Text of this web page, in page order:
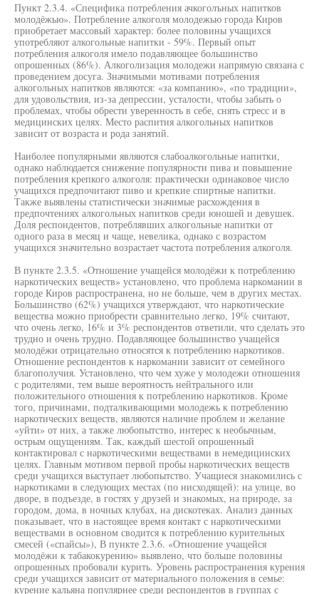
Пункт 2.3.4. «Специфика потребления ачкоголъных напитков
молодёжью». Потребление алкоголя молодежью города Киров
приобретает массовый характер: более половины учащихся
употребляют алкогольные напитки - 59%. Первый опыт
потребления алкоголя имело подавляющее большинство
опрошенных (86%). Алкоголизация молодежи напрямую связана с
проведением досуга. Значимыми мотивами потребления
алкогольных напитков являются: «за компанию», «по традиции»,
для удовольствия, из-за депрессии, усталости, чтобы забыть о
проблемах, чтобы обрести уверенность в себе, снять стресс и в
медицинских целях. Место распития алкогольных напитков
зависит от возраста и рода занятий.
Наиболее популярными являются слабоалкогольные напитки,
однако наблюдается снижение популярности пива и повышение
потребления крепкого алкоголя: практически одинаковое число
учащихся предпочитают пиво и крепкие спиртные напитки.
Также выявлены статистически значимые расхождения в
предпочтениях алкогольных напитков среди юношей и девушек.
Доля респондентов, потреблявших алкогольные напитки от
одного раза в месяц и чаще, невелика, однако с возрастом
учащихся значительно возрастает частота потребления алкоголя.
В пункте 2.3.5. «Отношение учащейся молодёжи к потреблению
наркотических веществ» установлено, что проблема наркомании в
городе Киров распространена, но не больше, чем в других местах.
Большинство (62%) учащихся утверждают, что наркотические
вещества можно приобрести сравнительно легко, 19% считают,
что очень легко, 16% и 3% респондентов ответили, что сделать это
трудно и очень трудно. Подавляющее большинство учащейся
молодёжи отрицательно относятся к потреблению наркотиков.
Отношение респондентов к наркомании зависит от семейного
благополучия. Установлено, что чем хуже у молодежи отношения
с родителями, тем выше вероятность нейтрального или
положительного отношения к потреблению наркотиков. Кроме
того, причинами, подталкивающими молодежь к потреблению
наркотических веществ, являются наличие проблем и желание
«уйти» от них, а также любопытство, интерес к необычным,
острым ощущениям. Так, каждый шестой опрошенный
контактировал с наркотическими веществами в немедицинских
целях. Главным мотивом первой пробы наркотических веществ
среди учащихся выступает любопытство. Учащиеся знакомились с
наркотиками в следующих местах (по нисходящей): на улице, во
дворе, в подъезде, в гостях у друзей и знакомых, на природе, за
городом, дома, в ночных клубах, на дискотеках. Анализ данных
показывает, что в настоящее время контакт с наркотическими
веществами в основном сводится к потреблению курительных
смесей («спайсы»), В пункте 2.3.6. «Отношение учащейся
молодёжи к табакокурению» выявлено, что больше половины
опрошенных пробовали курить. Уровень распространения курения
среди учащихся зависит от материального положения в семье:
курение кальяна популярнее среди респондентов в группах с